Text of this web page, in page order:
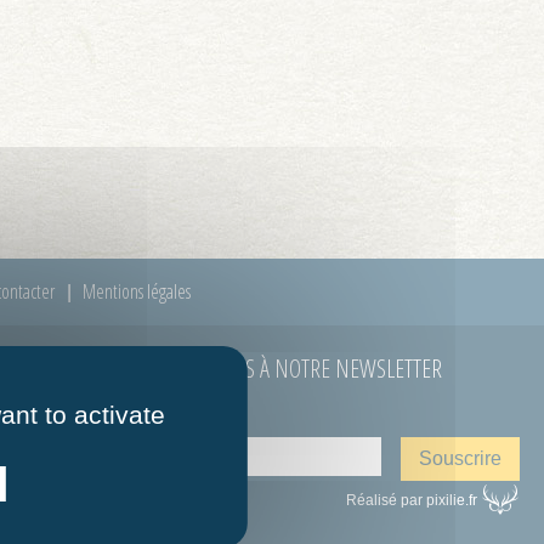
Mentions légales
ABONNEZ-VOUS À NOTRE NEWSLETTER
E-mail
12h00
Réalisé par pixilie.fr
to activate